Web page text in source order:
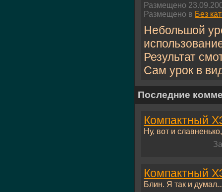
Размещено
Размещено в Без
Небольшой
Результат
Сам урок в
Последние
Компактный
Ну, вот и
Компактный
Блин. Я так и